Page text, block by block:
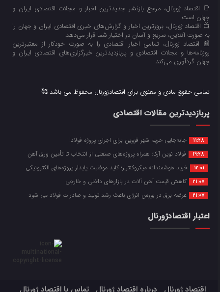
📑 اقتصاد ژورنال، مرجع بازنشر جدیدترین اخبار و مجلات اقتصادی ایران و
جهان است.
📺 اقتصاد ژورنال، بروزترین اخبار و گزارش‌های خبری اقتصادی ایران و جهان را
به صورت آنلاین، سریع و آسان در اختیار شما قرار می‌‌دهد.
📰 اقتصاد ژورنال، تمامی اخبار اقتصادی را به صورت خودکار از معتبرترین
روزنامه‌ها و مجلات اقتصادی و پربازدیدترین خبرگزاری‌های اقتصادی ایران و
جهان گردآوری می‌کند.
تمامی حقوق مادی و معنوی برای اقتصادژورنال محفوظ می باشد 🥰
پربازدیدترین مقالات اقتصادی
11:28 جابه‌جایی حریم شهر قزوین برای اجرای پروژه فولاد!
19:28 فولاد نوین آرکا؛ همراه پروژه‌های صنعتی از انتخاب تا تأمین ورق آهن
12:01 خرید هوشمندانه میکروکنترلر؛ کلید موفقیت پایدار پروژه‌های الکترونیکی
21:07 کاهش قیمت آهن آلات در بازارهای داخلی و خارجی
21:07 عرضه برق در بورس انرژی باعث رشد تولید و صادرات فولاد می شود
اعتبار اقتصادژورنال
اقتصاد ژورنال درباره اقتصاد ژورنال تماس با اقتصاد ژورنال